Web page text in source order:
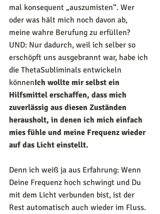
mal konsequent „auszumisten“. Wer
oder was hält mich noch davon ab,
meine wahre Berufung zu erfüllen?
UND: Nur dadurch, weil ich selber so
erschöpft uns ausgebrannt war, habe ich
die ThetaSubliminals entwickeln
könnenIch wollte mir selbst ein
Hilfsmittel erschaffen, dass mich
zuverlässig aus diesen Zuständen
herausholt, in denen ich mich einfach
mies fühle und meine Frequenz wieder
auf das Licht einstellt.
Denn ich weiß ja aus Erfahrung: Wenn
Deine Frequenz hoch schwingt und Du
mit dem Licht verbunden bist, ist der
Rest automatisch auch wieder im Fluss.